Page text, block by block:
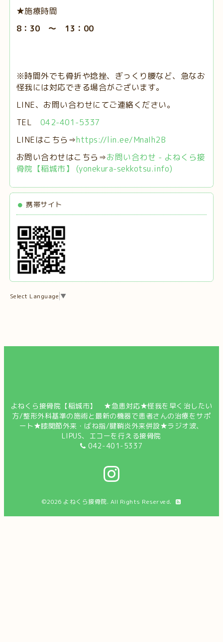
★施療時間
8：30 ～ 13：00
※時間外でも骨折や捻挫、ぎっくり腰など、急なお
怪我には対応できる場合がございます。
LINE、お問い合わせにてご連絡ください。
TEL 042-401-5337
LINEはこちら⇒https://lin.ee/MnaIh2B
お問い合わせはこちら⇒お問い合わせ - よねくら接
骨院【稲城市】 (yonekura-sekkotsu.info)
携帯サイト
Select Language ▼
よねくら接骨院【稲城市】 ★急患対応★怪我を早く治したい
方/整形外科基準の施術と最新の機器で患者さんの治療をサポ
ート★膝関節外来・ばね指/腱鞘炎外来併設★ラジオ波、
LIPUS、エコーを行える接骨院
042-401-5337
©2026 よねくら接骨院. All Rights Reserved.